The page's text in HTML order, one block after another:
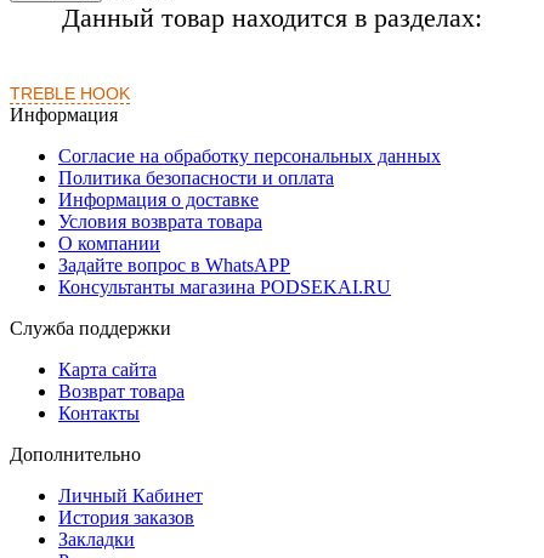
Данный товар находится в разделах:
TREBLE HOOK
Информация
Согласие на обработку персональных данных
Политика безопасности и оплата
Информация о доставке
Условия возврата товара
О компании
Задайте вопрос в WhatsAPP
Консультанты магазина PODSEKAI.RU
Служба поддержки
Карта сайта
Возврат товара
Контакты
Дополнительно
Личный Кабинет
История заказов
Закладки